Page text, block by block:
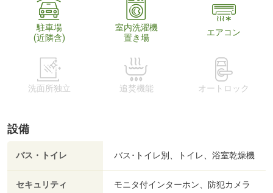
駐車場
(近隣含)
室内洗濯機
置き場
エアコン
洗面所独立 追焚機能 オートロック
設備
バス・トイレ バス･トイレ別、トイレ、浴室乾燥機
セキュリティ モニタ付インターホン、防犯カメラ